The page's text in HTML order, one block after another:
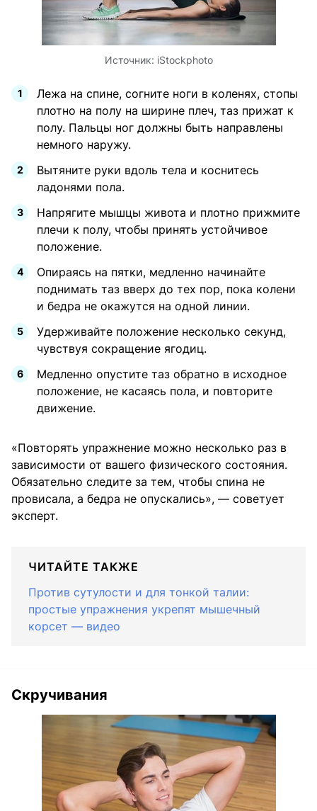
Источник: iStockphoto
Лежа на спине, согните ноги в коленях, стопы
плотно на полу на ширине плеч, таз прижат к
полу. Пальцы ног должны быть направлены
немного наружу.
Вытяните руки вдоль тела и коснитесь
ладонями пола.
Напрягите мышцы живота и плотно прижмите
плечи к полу, чтобы принять устойчивое
положение.
Опираясь на пятки, медленно начинайте
поднимать таз вверх до тех пор, пока колени
и бедра не окажутся на одной линии.
Удерживайте положение несколько секунд,
чувствуя сокращение ягодиц.
Медленно опустите таз обратно в исходное
положение, не касаясь пола, и повторите
движение.
«Повторять упражнение можно несколько раз в
зависимости от вашего физического состояния.
Обязательно следите за тем, чтобы спина не
провисала, а бедра не опускались», — советует
эксперт.
ЧИТАЙТЕ ТАКЖЕ
Против сутулости и для тонкой талии:
простые упражнения укрепят мышечный
корсет — видео
Скручивания